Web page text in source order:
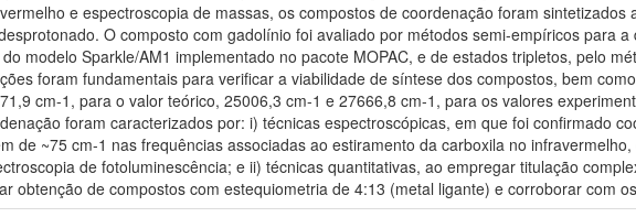
e espectroscopia de massas, os compostos de coordenação foram
O composto com gadolínio foi avaliado por métodos semi-empíricos para
modelo Sparkle/AM1 implementado no pacote MOPAC, e de estados tripletos, pelo
foram fundamentais para verificar a viabilidade de síntese dos compostos, bem
cm-1, para o valor teórico, 25006,3 cm-1 e 27666,8 cm-1, para os valores
foram caracterizados por: i) técnicas espectroscópicas, em que foi confirmado
de ~75 cm-1 nas frequências associadas ao estiramento da carboxila no
de fotoluminescência; e ii) técnicas quantitativas, ao empregar titulação
obtenção de compostos com estequiometria de 4:13 (metal ligante) e corroborar com